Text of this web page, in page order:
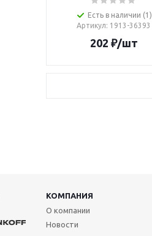
Есть в наличии (1)
Артикул: 1913-36393
202 ₽/шт
КОМПАНИЯ
О компании
Новости